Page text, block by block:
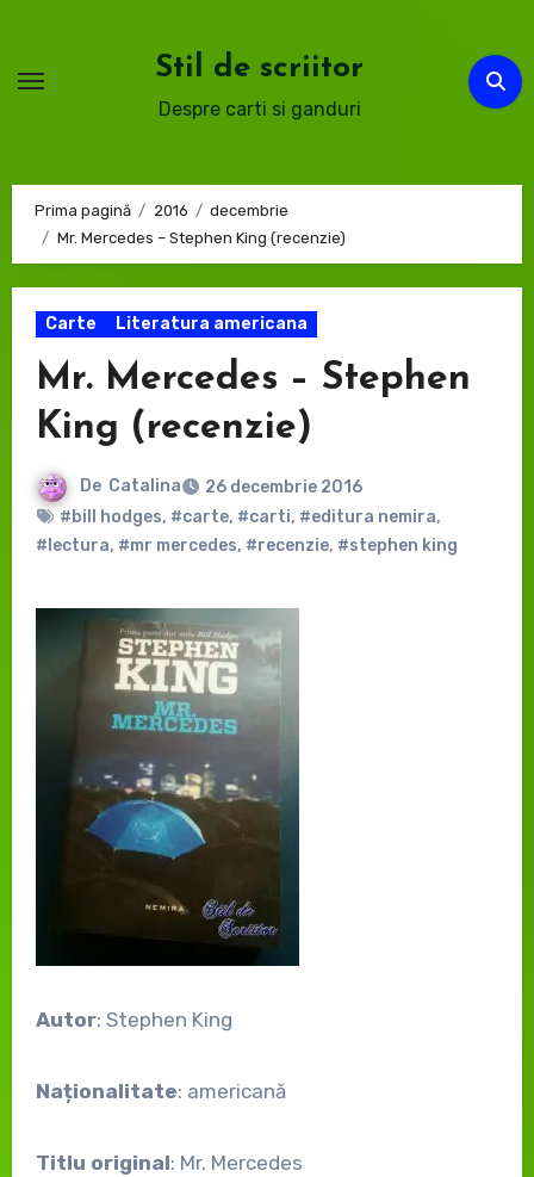
conținut
Stil de scriitor
Despre carti si ganduri
Prima pagină 2016
decembrie
Mr. Mercedes – Stephen King (recenzie)
Carte Literatura americana
Mr. Mercedes – Stephen
King (recenzie)
De Catalina
26 decembrie 2016
#bill hodges, #carte, #carti, #editura nemira,
#lectura, #mr mercedes, #recenzie, #stephen king
Autor: Stephen King
Naționalitate: americană
Titlu original: Mr. Mercedes